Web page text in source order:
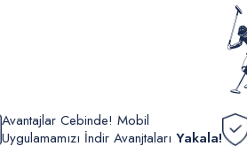
Avantajlar Cebinde! Mobil
Uygulamamızı İndir Avanjtaları Yakala!